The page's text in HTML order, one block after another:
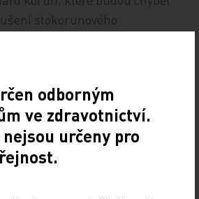
stokorunového
odborným
ve zdravotnictví.
určeny pro